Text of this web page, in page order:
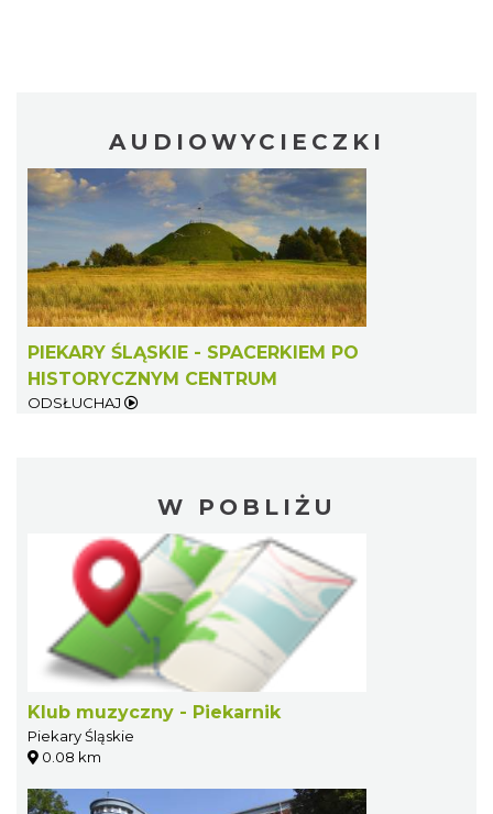
AUDIOWYCIECZKI
PIEKARY ŚLĄSKIE - SPACERKIEM PO
HISTORYCZNYM CENTRUM
ODSŁUCHAJ
W POBLIŻU
Klub muzyczny - Piekarnik
Piekary Śląskie
0.08 km